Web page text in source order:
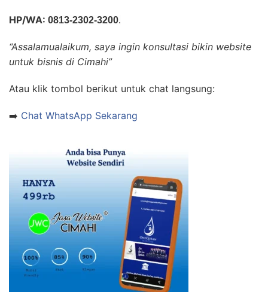
HP/WA: 0813-2302-3200.
“Assalamualaikum, saya ingin konsultasi bikin website
untuk bisnis di Cimahi”
Atau klik tombol berikut untuk chat langsung:
➡️ Chat WhatsApp Sekarang